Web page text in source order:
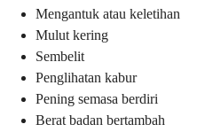
Mengantuk atau keletihan
Mulut kering
Sembelit
Penglihatan kabur
Pening semasa berdiri
Berat badan bertambah